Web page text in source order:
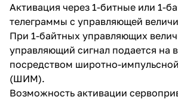
Активация через 1-битные или 1-
телеграммы с управляющей
При 1-байтных управляющих
управляющий сигнал подается на
посредством широтно-
(ШИМ).
Возможность активации